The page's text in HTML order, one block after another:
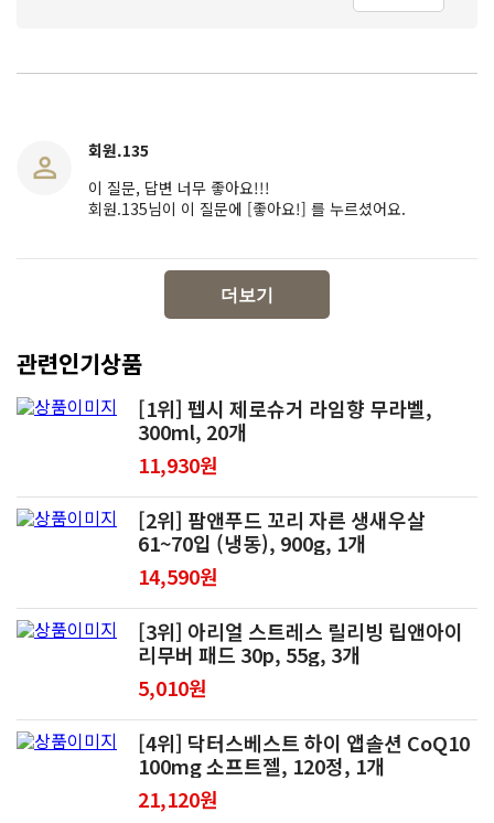
회원.135
이 질문, 답변 너무 좋아요!!!
회원.135님이 이 질문에 [좋아요!] 를 누르셨어요.
더보기
관련인기상품
[1위] 펩시 제로슈거 라임향 무라벨,
300ml, 20개
11,930원
[2위] 팜앤푸드 꼬리 자른 생새우살
61~70입 (냉동), 900g, 1개
14,590원
[3위] 아리얼 스트레스 릴리빙 립앤아이
리무버 패드 30p, 55g, 3개
5,010원
[4위] 닥터스베스트 하이 앱솔션 CoQ10
100mg 소프트젤, 120정, 1개
21,120원